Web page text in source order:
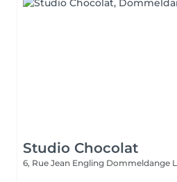
Studio Chocolat
6, Rue Jean Engling Dommeldange